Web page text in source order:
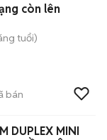
còn lên
tuổi)
bán
DUPLEX MINI